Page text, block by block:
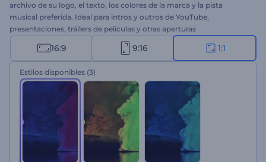
archivo de su logo, el texto, los colores de la marca y la pista
musical preferida. Ideal para intros y outros de YouTube,
presentaciones, tráilers de películas y otras aperturas
cinematográficas. ¡Cree su logo con humo hoy mismo!
16:9 9:16 1:1
Estilos disponibles (3)